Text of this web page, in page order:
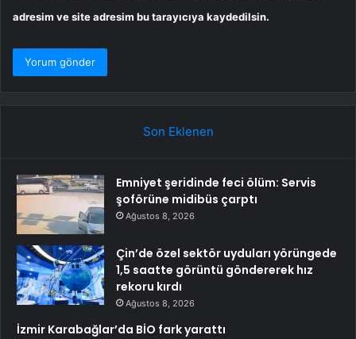
adresim ve site adresim bu tarayıcıya kaydedilsin.
Son Eklenen
Emniyet şeridinde feci ölüm: Servis
şoförüne midibüs çarptı
Ağustos 8, 2026
Çin’de özel sektör uyduları yörüngede
1,5 saatte görüntü göndererek hız
rekoru kırdı
Ağustos 8, 2026
İzmir Karabağlar’da BİO fark yarattı